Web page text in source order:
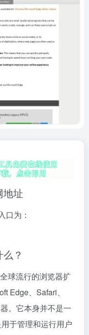
地址
口为：
？
球流行的浏览器扩
Edge、Safari、
。它本身并不是一
于管理和运行用户